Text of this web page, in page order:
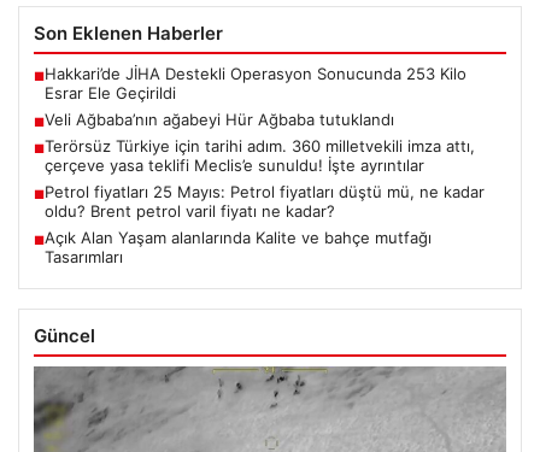
Son Eklenen Haberler
■Hakkari’de JİHA Destekli Operasyon Sonucunda 253 Kilo
Esrar Ele Geçirildi
■Veli Ağbaba’nın ağabeyi Hür Ağbaba tutuklandı
■Terörsüz Türkiye için tarihi adım. 360 milletvekili imza attı,
çerçeve yasa teklifi Meclis’e sunuldu! İşte ayrıntılar
■Petrol fiyatları 25 Mayıs: Petrol fiyatları düştü mü, ne kadar
oldu? Brent petrol varil fiyatı ne kadar?
■Açık Alan Yaşam alanlarında Kalite ve bahçe mutfağı
Tasarımları
Güncel